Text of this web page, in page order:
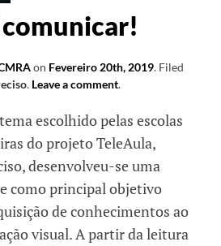
on Fevereiro 20th, 2019. Filed
. Leave a comment.
escolhido pelas escolas
do projeto TeleAula,
desenvolveu-se uma
como principal objetivo
de conhecimentos ao
visual. A partir da leitura